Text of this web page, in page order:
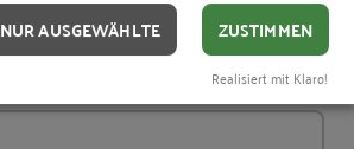
NUR AUSGEWÄHLTE ZUSTIMMEN
Realisiert mit Klaro!